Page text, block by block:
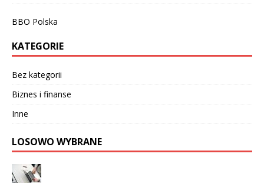
BBO Polska
KATEGORIE
Bez kategorii
Biznes i finanse
Inne
LOSOWO WYBRANE